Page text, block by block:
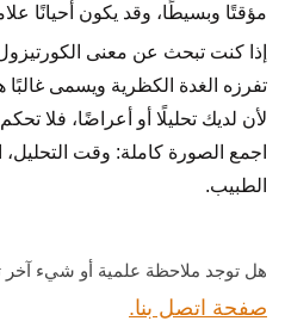
مؤقتًا وبسيطًا، وقد يكون أحيانًا
إذا كنت تبحث عن معنى
تفرزه الغدة الكظرية ويسمى
لأن لديك تحليلًا أو أعراضًا، فلا
اجمع الصورة كاملة: وقت التحليل،
الطبيب.
هل توجد ملاحظة علمية أو شيء آخر
صفحة اتصل بنا.